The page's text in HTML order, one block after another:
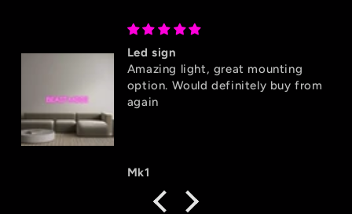
Led sign
Amazing light, great mounting
option. Would definitely buy from
again
Mk1